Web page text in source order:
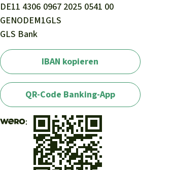
DE11 4306 0967 2025 0541 00
GENODEM1GLS
GLS Bank
IBAN kopieren
QR-Code Banking-App